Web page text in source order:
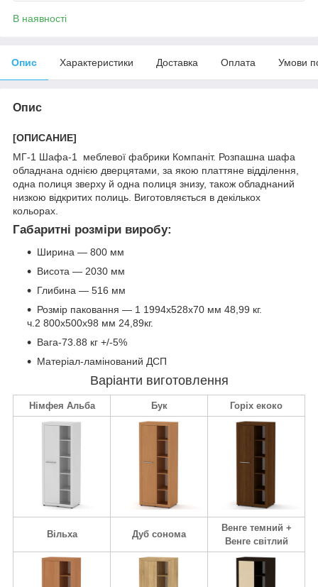
В наявності
Опис Характеристики Доставка Оплата Умови
Опис
[ОПИСАНИЕ]
МГ-1 Шафа-1 меблевої фабрики Компаніт. Розпашна шафа
обладнана однією дверцятами, за якою платтяне відділення,
одна полиця зверху й одна полиця знизу, також обладнаний
низкою відкритих полиць. Виготовляється в декількох
кольорах.
Габаритні розміри виробу:
Ширина — 800 мм
Висота — 2030 мм
Глибина — 516 мм
Розмір паковання — 1 1994x528x70 мм 48,99 кг.
ч.2 800x500x98 мм 24,89кг.
Вага-73.88 кг +/-5%
Матеріал-ламінований ДСП
Варіанти виготовлення
Німфея Альба Бук Горіх екоко
Вільха Дуб сонома
Венге темний +
Венге світлий